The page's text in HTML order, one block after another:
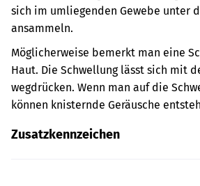
sich im umliegenden Gewebe unter
ansammeln.
Möglicherweise bemerkt man eine
Haut. Die Schwellung lässt sich mit
wegdrücken. Wenn man auf die
können knisternde Geräusche
Zusatzkennzeichen